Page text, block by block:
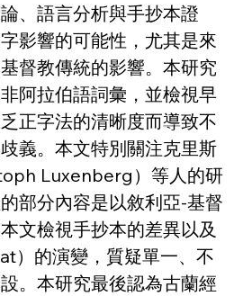
、語言分析與手抄本證
影響的可能性，尤其是來
督教傳統的影響。本研究
阿拉伯語詞彙，並檢視早
正字法的清晰度而導致不
義。本文特別關注克里斯
Luxenberg）等人的研
部分內容是以敘利亞-基督
文檢視手抄本的差異以及
）的演變，質疑單一、不
。本研究最後認為古蘭經